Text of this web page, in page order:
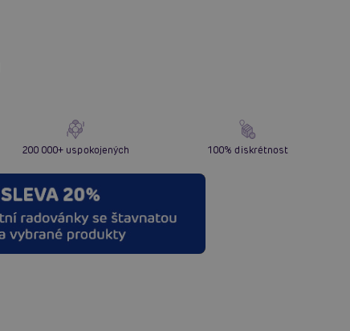
200 000+ uspokojených 100% diskrétnost